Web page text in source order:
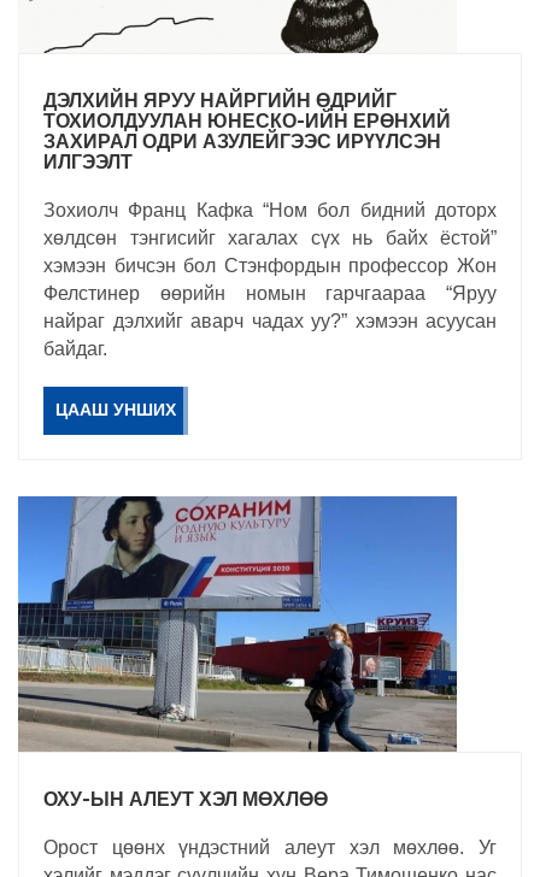
ДЭЛХИЙН ЯРУУ НАЙРГИЙН ӨДРИЙГ
ТОХИОЛДУУЛАН ЮНЕСКО-ИЙН ЕРӨНХИЙ
ЗАХИРАЛ ОДРИ АЗУЛЕЙГЭЭС ИРҮҮЛСЭН
ИЛГЭЭЛТ
Зохиолч Франц Кафка “Ном бол бидний доторх
хөлдсөн тэнгисийг хагалах сүх нь байх ёстой”
хэмээн бичсэн бол Стэнфордын профессор Жон
Фелстинер өөрийн номын гарчгаараа “Яруу
найраг дэлхийг аварч чадах уу?” хэмээн асуусан
байдаг.
ЦААШ УНШИХ
ОХУ-ЫН АЛЕУТ ХЭЛ МӨХЛӨӨ
Орост цөөнх үндэстний алеут хэл мөхлөө. Уг